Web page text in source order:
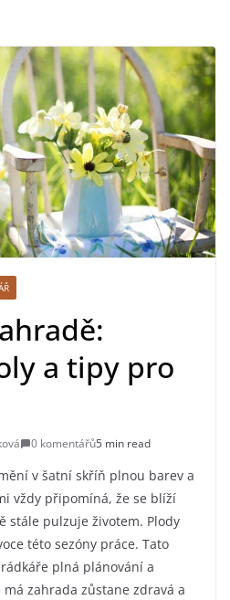
a tipy pro
0 komentářů5 min read
v šatní skříň plnou barev a
vždy připomíná, že se blíží
stále pulzuje životem. Plody
této sezóny práce. Tato
plná plánování a
zahrada zůstane zdravá a